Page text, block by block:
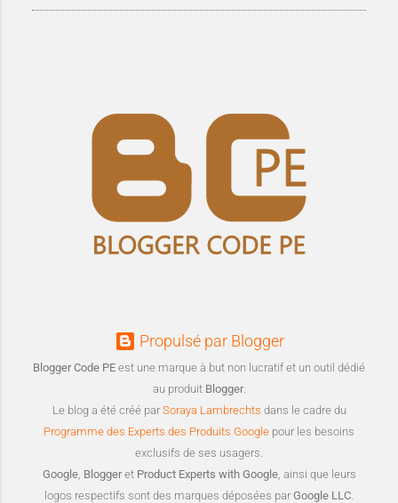
Propulsé par Blogger
Blogger Code PE est une marque à but non lucratif et un outil dédié
au produit Blogger.
Le blog a été créé par Soraya Lambrechts dans le cadre du
Programme des Experts des Produits Google pour les besoins
exclusifs de ses usagers.
Google, Bloggeret Product Experts with Google, ainsi que leurs
logos respectifs sont des marques déposées par Google LLC.